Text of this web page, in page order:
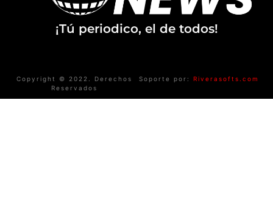
¡Tú periodico, el de todos!
Copyright © 2022. Derechos
Reservados
Soporte por: Riverasofts.com